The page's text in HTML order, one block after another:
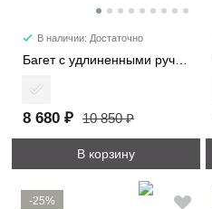
В наличии: Достаточно
8 680 ₽ 10 850 ₽
В корзину
-25%